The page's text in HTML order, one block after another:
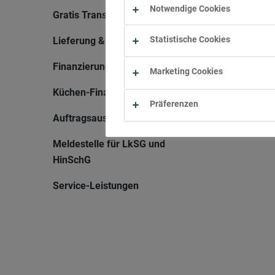
Gratis Transporter
Lieferung & Montage
Finanzierung
Küchen-Finanzierung
Auftragsauskunft
Meldestelle für LkSG und
HinSchG
Service-Leistungen
Notwendige Cookies
Statistische Cookies
Marketing Cookies
Präferenzen